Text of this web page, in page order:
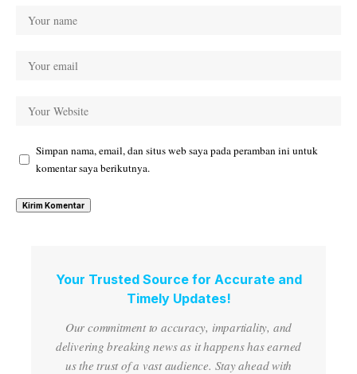
Simpan nama, email, dan situs web saya pada peramban ini untuk
komentar saya berikutnya.
Your Trusted Source for Accurate and
Timely Updates!
Our commitment to accuracy, impartiality, and
delivering breaking news as it happens has earned
us the trust of a vast audience. Stay ahead with